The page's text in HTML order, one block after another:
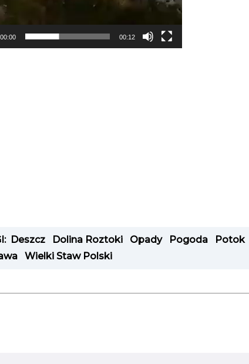
00:00 00:12
Deszcz Dolina Roztoki Opady Pogoda Potok
Wielki Staw Polski